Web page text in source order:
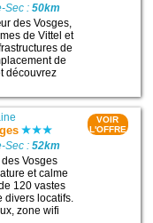
Sec :50km
des Vosges,
de Vittel et
de
de
découvrez
Sec :52km
Vosges
et calme
120 vastes
divers locatifs.
zone wifi
VOIR
L'OFFRE